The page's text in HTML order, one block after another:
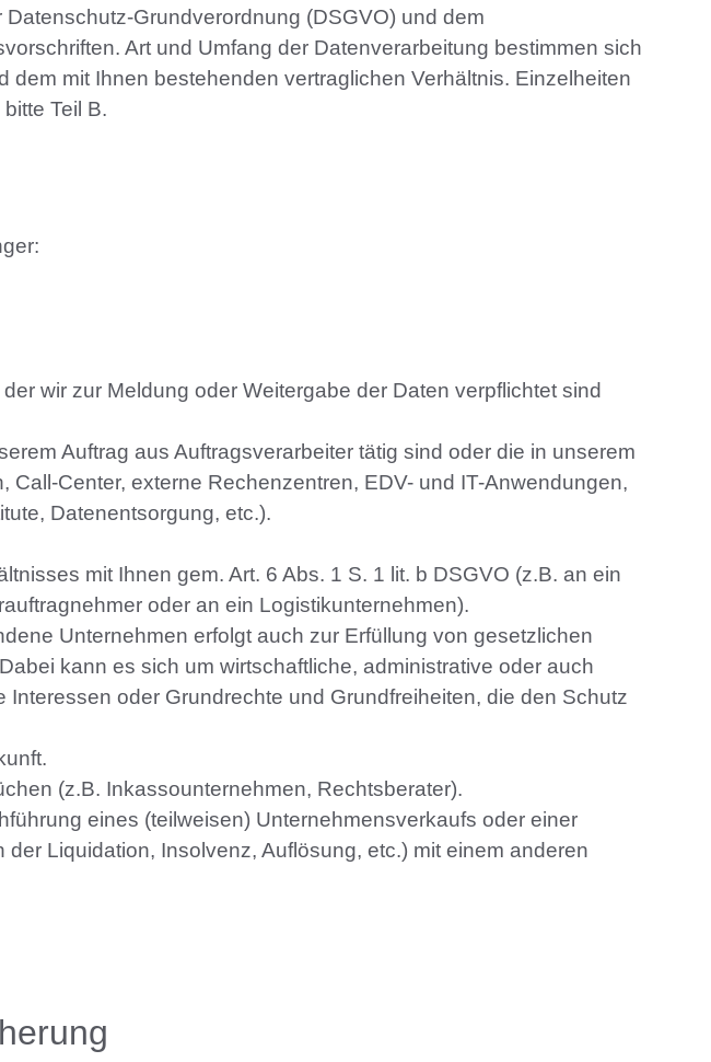
Grundverordnung (DSGVO) und dem
Art und Umfang der Datenverarbeitung bestimmen sich
mit Ihnen bestehenden vertraglichen Verhältnis. Einzelheiten
Teil B.
wir zur Meldung oder Weitergabe der Daten verpflichtet sind
Auftrag aus Auftragsverarbeiter tätig sind oder die in unserem
Center, externe Rechenzentren, EDV- und IT-Anwendungen,
Datenentsorgung, etc.).
mit Ihnen gem. Art. 6 Abs. 1 S. 1 lit. b DSGVO (z.B. an ein
oder an ein Logistikunternehmen).
Unternehmen erfolgt auch zur Erfüllung von gesetzlichen
kann es sich um wirtschaftliche, administrative oder auch
oder Grundrechte und Grundfreiheiten, die den Schutz
(z.B. Inkassounternehmen, Rechtsberater).
eines (teilweisen) Unternehmensverkaufs oder einer
Liquidation, Insolvenz, Auflösung, etc.) mit einem anderen